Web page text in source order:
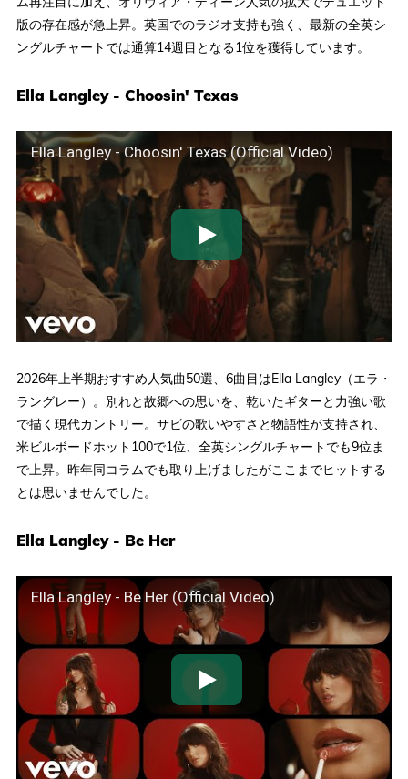
版の存在感が急上昇。英国でのラジオ支持も強く、最新の全英シ
ングルチャートでは通算14週目となる1位を獲得しています。
Ella Langley - Choosin' Texas
Ella Langley - Choosin' Texas (Official Video)
2026年上半期おすすめ人気曲50選、6曲目はElla Langley（エラ・
ラングレー）。別れと故郷への思いを、乾いたギターと力強い歌
で描く現代カントリー。サビの歌いやすさと物語性が支持され、
米ビルボードホット100で1位、全英シングルチャートでも9位ま
で上昇。昨年同コラムでも取り上げましたがここまでヒットする
とは思いませんでした。
Ella Langley - Be Her
Ella Langley - Be Her (Official Video)